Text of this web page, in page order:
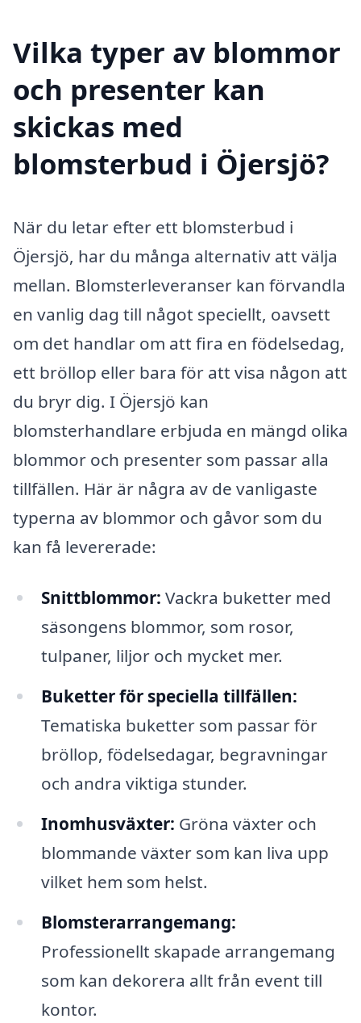
Vilka typer av blommor
och presenter kan
skickas med
blomsterbud i Öjersjö?
När du letar efter ett blomsterbud i
Öjersjö, har du många alternativ att välja
mellan. Blomsterleveranser kan förvandla
en vanlig dag till något speciellt, oavsett
om det handlar om att fira en födelsedag,
ett bröllop eller bara för att visa någon att
du bryr dig. I Öjersjö kan
blomsterhandlare erbjuda en mängd olika
blommor och presenter som passar alla
tillfällen. Här är några av de vanligaste
typerna av blommor och gåvor som du
kan få levererade:
Snittblommor: Vackra buketter med
säsongens blommor, som rosor,
tulpaner, liljor och mycket mer.
Buketter för speciella tillfällen:
Tematiska buketter som passar för
bröllop, födelsedagar, begravningar
och andra viktiga stunder.
Inomhusväxter: Gröna växter och
blommande växter som kan liva upp
vilket hem som helst.
Blomsterarrangemang:
Professionellt skapade arrangemang
som kan dekorera allt från event till
kontor.